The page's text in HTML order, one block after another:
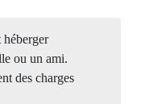
ou un ami.
des charges